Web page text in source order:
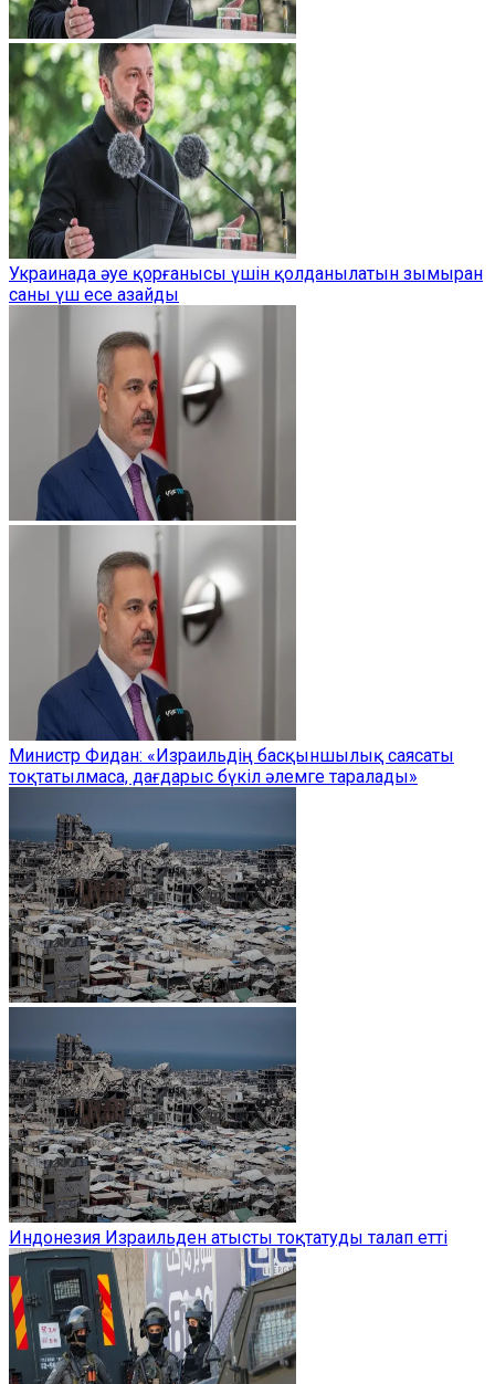
Украинада әуе қорғанысы үшін қолданылатын зымыран
саны үш есе азайды
Министр Фидан: «Израильдің басқыншылық саясаты
тоқтатылмаса, дағдарыс бүкіл әлемге таралады»
Индонезия Израильден атысты тоқтатуды талап етті